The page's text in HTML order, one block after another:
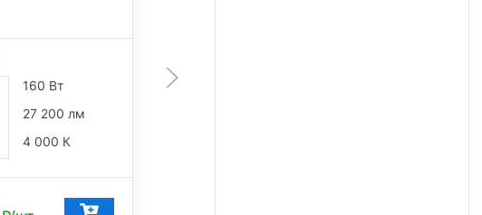
160 Вт
27 200 лм
4 000 К